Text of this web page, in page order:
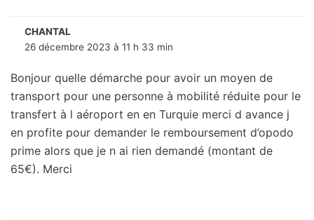
CHANTAL
26 décembre 2023 à 11 h 33 min
Bonjour quelle démarche pour avoir un moyen de
transport pour une personne à mobilité réduite pour le
transfert à l aéroport en en Turquie merci d avance j
en profite pour demander le remboursement d’opodo
prime alors que je n ai rien demandé (montant de
65€). Merci